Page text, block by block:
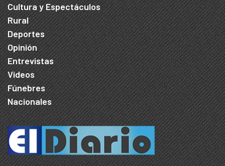
Cultura y Espectáculos
Rural
Deportes
Opinión
Entrevistas
Videos
Fúnebres
Nacionales